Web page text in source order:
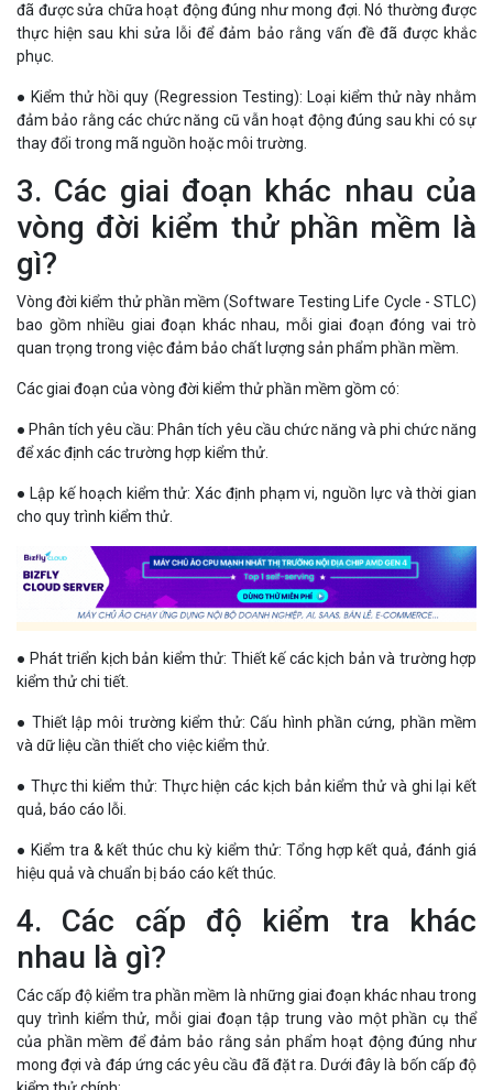
đã được sửa chữa hoạt động đúng như mong đợi. Nó thường được
thực hiện sau khi sửa lỗi để đảm bảo rằng vấn đề đã được khắc
phục.
● Kiểm thử hồi quy (Regression Testing): Loại kiểm thử này nhằm
đảm bảo rằng các chức năng cũ vẫn hoạt động đúng sau khi có sự
thay đổi trong mã nguồn hoặc môi trường.
3. Các giai đoạn khác nhau của
vòng đời kiểm thử phần mềm là
gì?
Vòng đời kiểm thử phần mềm (Software Testing Life Cycle - STLC)
bao gồm nhiều giai đoạn khác nhau, mỗi giai đoạn đóng vai trò
quan trọng trong việc đảm bảo chất lượng sản phẩm phần mềm.
Các giai đoạn của vòng đời kiểm thử phần mềm gồm có:
● Phân tích yêu cầu: Phân tích yêu cầu chức năng và phi chức năng
để xác định các trường hợp kiểm thử.
● Lập kế hoạch kiểm thử: Xác định phạm vi, nguồn lực và thời gian
cho quy trình kiểm thử.
● Phát triển kịch bản kiểm thử: Thiết kế các kịch bản và trường hợp
kiểm thử chi tiết.
● Thiết lập môi trường kiểm thử: Cấu hình phần cứng, phần mềm
và dữ liệu cần thiết cho việc kiểm thử.
● Thực thi kiểm thử: Thực hiện các kịch bản kiểm thử và ghi lại kết
quả, báo cáo lỗi.
● Kiểm tra & kết thúc chu kỳ kiểm thử: Tổng hợp kết quả, đánh giá
hiệu quả và chuẩn bị báo cáo kết thúc.
4. Các cấp độ kiểm tra khác
nhau là gì?
Các cấp độ kiểm tra phần mềm là những giai đoạn khác nhau trong
quy trình kiểm thử, mỗi giai đoạn tập trung vào một phần cụ thể
của phần mềm để đảm bảo rằng sản phẩm hoạt động đúng như
mong đợi và đáp ứng các yêu cầu đã đặt ra. Dưới đây là bốn cấp độ